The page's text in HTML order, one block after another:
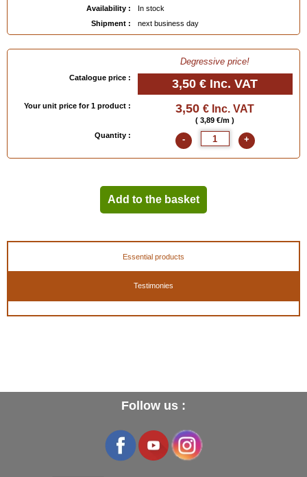
Availability :
In stock
Shipment :
next business day
Degressive price!
Catalogue price : 3,50 € Inc. VAT
Your unit price for 1 product : 3,50 € Inc. VAT
( 3,89 €/m )
Quantity :
- +
Add to the basket
Essential products
Testimonies
Follow us :